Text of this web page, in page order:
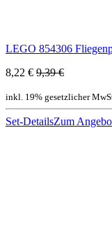
LEGO 854306
8,22 € 9,39 €
inkl. 19% gesetzlicher
Set-DetailsZum